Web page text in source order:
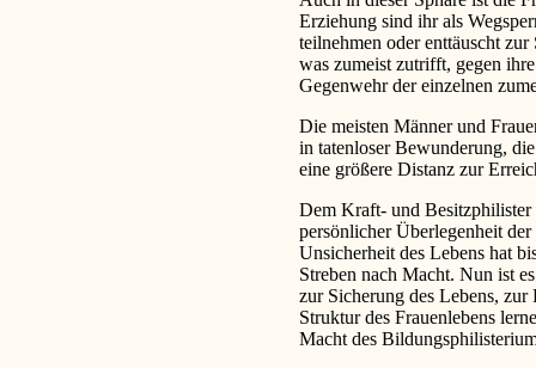
Erziehung sind ihr als
teilnehmen oder enttäuscht
was zumeist zutrifft, gegen
Gegenwehr der einzelnen
Die meisten Männer und
in tatenloser Bewunderung,
eine größere Distanz zur
Dem Kraft- und Besitzphilister
persönlicher Überlegenheit
Unsicherheit des Lebens hat
Streben nach Macht. Nun ist
zur Sicherung des Lebens,
Struktur des Frauenlebens
Macht des